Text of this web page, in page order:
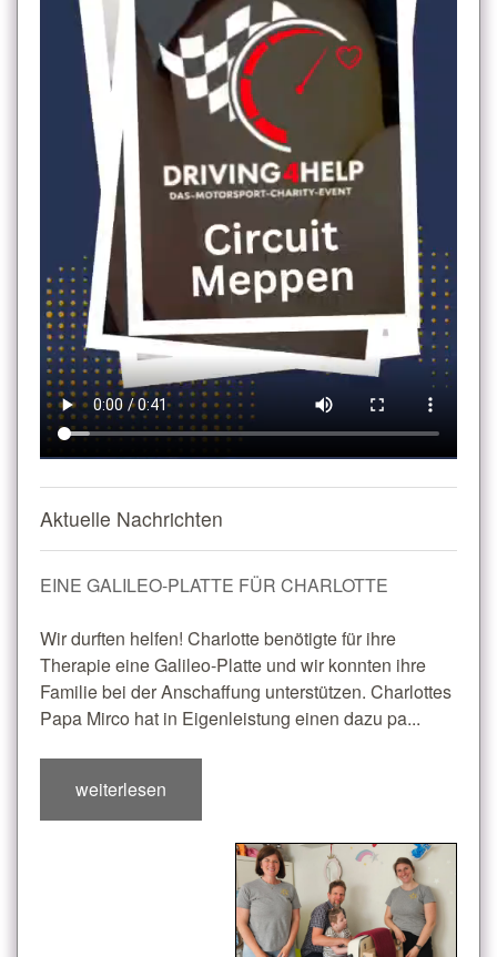
Aktuelle Nachrichten
EINE GALILEO-PLATTE FÜR CHARLOTTE
Wir durften helfen! Charlotte benötigte für ihre
Therapie eine Galileo-Platte und wir konnten ihre
Familie bei der Anschaffung unterstützen. Charlottes
Papa Mirco hat in Eigenleistung einen dazu pa...
weiterlesen